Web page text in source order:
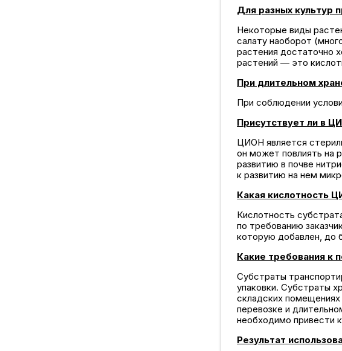
Для разных культур
Некоторые виды
салату наоборот
растения достаточно
растений — это
При длительном
При соблюдении
Присутствует ли в
ЦИОН является
он может повлиять на
развитию в почве
к развитию на нем
Какая кислотность
Кислотность
по требованию
которую добавлен, до
Какие требования к
Субстраты
упаковки. Субстраты
складских
перевозке и
необходимо привести
Результат